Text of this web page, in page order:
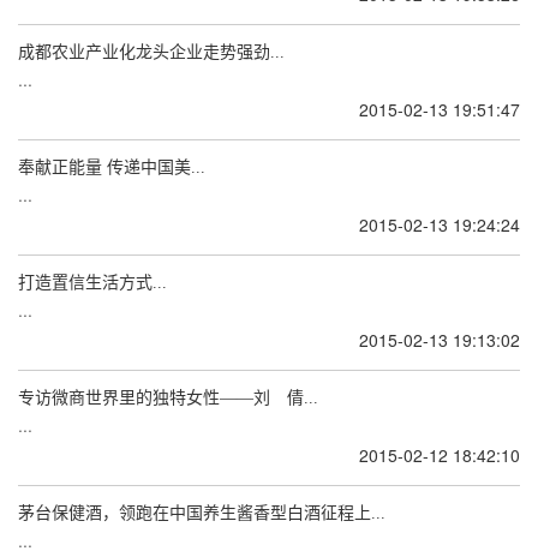
成都农业产业化龙头企业走势强劲...
...
2015-02-13 19:51:47
奉献正能量 传递中国美...
...
2015-02-13 19:24:24
打造置信生活方式...
...
2015-02-13 19:13:02
专访微商世界里的独特女性——刘 倩...
...
2015-02-12 18:42:10
茅台保健酒，领跑在中国养生酱香型白酒征程上...
...